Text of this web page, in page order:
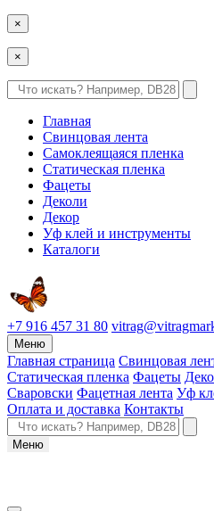
×
×
Главная
Свинцовая лента
Самоклеящаяся пленка
Статическая пленка
Фацеты
Деколи
Декор
Уф клей и инструменты
Каталоги
+7 916 457 31 80
Меню
Главная страница Свинцовая
Статическая пленка Фацеты
Сваровски Фацетная лента Уф
Оплата и доставка Контакты
Меню